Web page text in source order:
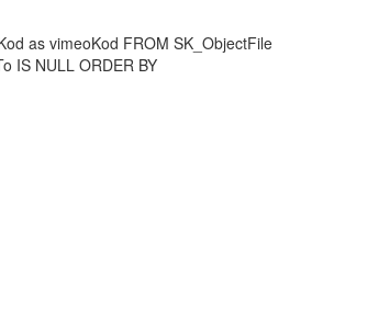
as vimeoKod FROM SK_ObjectFile
IS NULL ORDER BY